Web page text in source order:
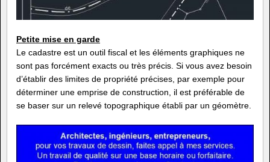
Petite mise en garde
Le cadastre est un outil fiscal et les éléments graphiques ne
sont pas forcément exacts ou très précis. Si vous avez besoin
d’établir des limites de propriété précises, par exemple pour
déterminer une emprise de construction, il est préférable de
se baser sur un relevé topographique établi par un géomètre.